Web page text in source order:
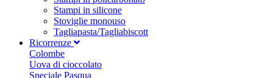
Stampi in silicone
Stoviglie monouso
Tagliapasta/Tagliabiscott
Ricorrenze
Colombe
Uova di cioccolato
Speciale Pasqua